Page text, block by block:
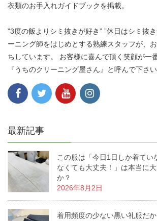
衣類のお手入れガイドブックを掲載。
”3度の飯よりシミ抜きが好き” ”休日はシミ抜
ーニング師をはじめとする熟練スタッフが、
ちしています。 お客様に喜んで頂く笑顔が一
『うちのクリーニング屋さん』と呼んで下さい
最新記事
この服は「今日1日しか着てい
なくても大丈夫！」は本当に
か？
2026年8月2日
着用頻度の少ない黒い礼服だ